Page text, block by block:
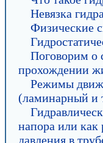
Невязка
Физические
Поговорим о
прохождении
Режимы
(ламинарный и
напора или как
давления в